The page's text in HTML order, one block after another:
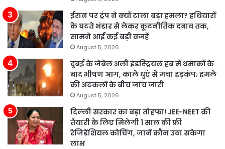
ईरान पर ट्रंप ने क्यों टाला बड़ा हमला? हथियारों
के घटते भंडार से लेकर कूटनीतिक दबाव तक,
सामने आईं कई बड़ी वजहें
August 5, 2026
दुबई के जेबेल अली इंडस्ट्रियल हब में धमाकों के
बाद भीषण आग, काले धुएं से मचा हड़कंप; हमले
की अटकलों के बीच जांच जारी
August 5, 2026
दिल्ली सरकार का बड़ा तोहफा! JEE-NEET की
तैयारी के लिए मिलेगी 1 साल की फ्री
रेजिडेंशियल कोचिंग, जानें कौन उठा सकेगा
लाभ